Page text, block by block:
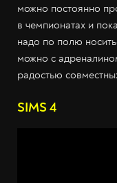
можно постоянно
в чемпионатах и
надо по полю
можно с
радостью
SIMS 4